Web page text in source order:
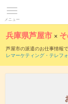
メニュー
兵庫県芦屋市 ×
芦屋市の派遣のお仕事情報
レマーケティング・テレフ
けます。